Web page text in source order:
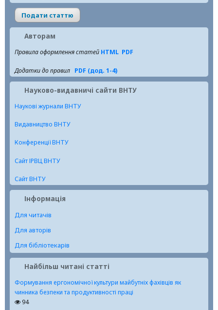
Подати статтю
Авторам
Правила оформлення статей HTML PDF
Додатки до правил PDF (дод. 1-4)
Науково-видавничі сайти ВНТУ
Наукові журнали ВНТУ
Видавництво ВНТУ
Конференції ВНТУ
Сайт ІРВЦ ВНТУ
Сайт ВНТУ
Інформація
Для читачів
Для авторів
Для бібліотекарів
Найбільш читані статті
Формування ергономічної культури майбутніх фахівців як
чинника безпеки та продуктивності праці
94